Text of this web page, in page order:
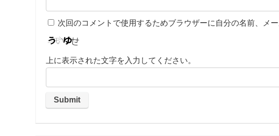
次回のコメントで使用するためブラウザーに自分の名前、メ
上に表示された文字を入力してください。